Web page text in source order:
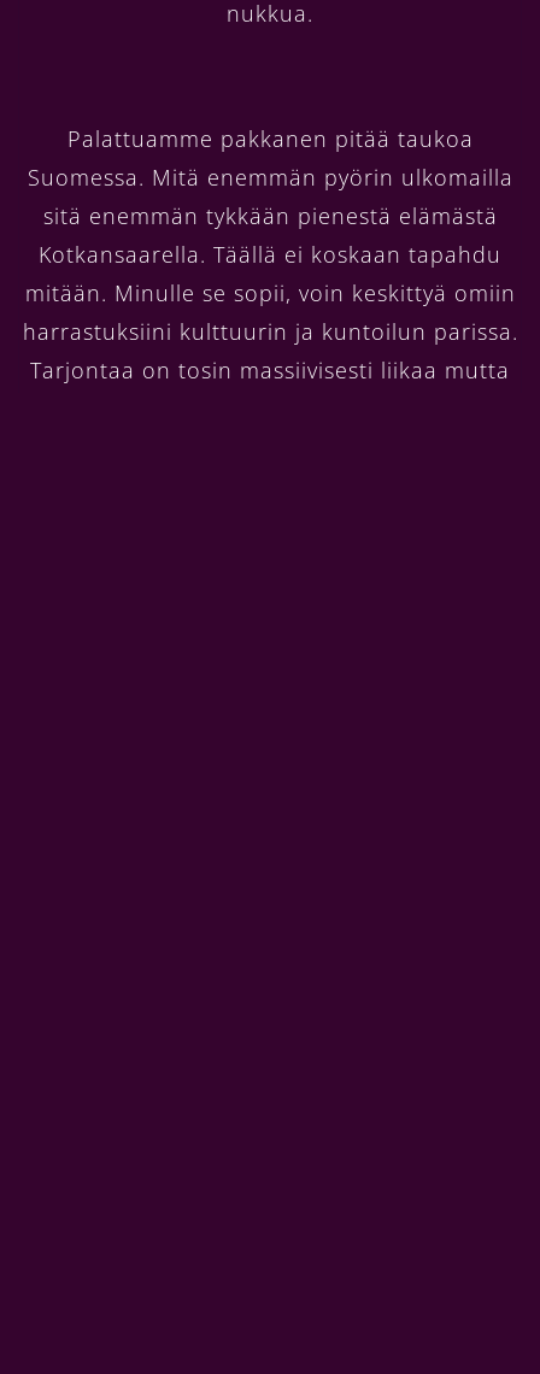
nukkua.
Palattuamme pakkanen pitää taukoa
Suomessa. Mitä enemmän pyörin ulkomailla
sitä enemmän tykkään pienestä elämästä
Kotkansaarella. Täällä ei koskaan tapahdu
mitään. Minulle se sopii, voin keskittyä omiin
harrastuksiini kulttuurin ja kuntoilun parissa.
Tarjontaa on tosin massiivisesti liikaa mutta